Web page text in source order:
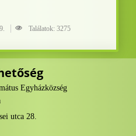
Találatok: 3275
Egyházközség
utca 28.